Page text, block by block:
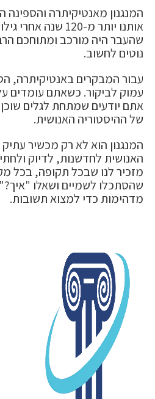
המנגנון מאנטיקיתרה
אותנו יותר מ-120
שהעבר היה מורכב ומתוחכם
נוטים לחשוב.
עבור המבקרים באנטיקיתרה,
עמוק לביקור. כשאתם עומדים
אתם יודעים שמתחת לגלים
של ההיסטוריה האנושית.
המנגנון הוא לא רק מכשיר
האנושית לחדשנות, לדיוק
מזכיר לנו שבכל תקופה, בכל
שהסתכלו לשמיים ושאלו
מדהימות כדי למצוא תשובות.